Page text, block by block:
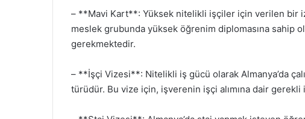
– **Mavi Kart**: Yüksek nitelikli işçiler için verilen bir
meslek grubunda yüksek öğrenim diplomasına sahip
gerekmektedir.
– **İşçi Vizesi**: Nitelikli iş gücü olarak Almanya’da
türüdür. Bu vize için, işverenin işçi alımına dair gerekli